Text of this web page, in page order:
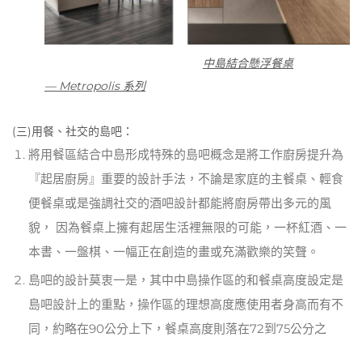
中島結合懸浮餐桌
— Metropolis 系列
(三)用餐、社交的島吧：
將用餐區結合中島形成特殊的島吧概念是將工作廚房提升為
『起居廚房』重要的設計手法，不論是家庭的主餐桌、輕食
便餐桌或是強調社交的酒吧設計都能將廚房帶出多元的風
貌， 因為餐桌上擁有起居生活裡無限的可能，一杯紅酒、一
本書、一盤棋、一幅正在創造的畫或充滿歡樂的笑聲。
島吧的設計莫衷一是，其中中島操作區的和餐桌高度設定是
島吧設計上的重點，操作區的理想高度應使用者身高而有不
同，約略在90公分上下，餐桌高度則落在72到75公分之